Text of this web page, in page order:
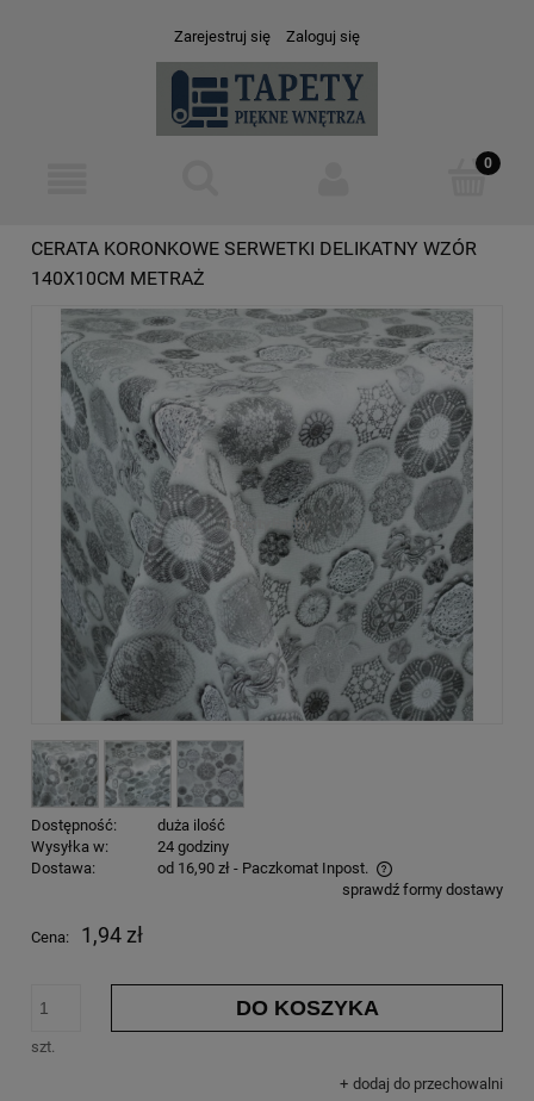
Zarejestruj się Zaloguj się
CERATA KORONKOWE SERWETKI DELIKATNY WZÓR
140X10CM METRAŻ
Dostępność:
duża ilość
Wysyłka w:
24 godziny
Dostawa:
od 16,90 zł - Paczkomat Inpost.
sprawdź formy dostawy
Cena: 1,94 zł
szt.
DO KOSZYKA
dodaj do przechowalni